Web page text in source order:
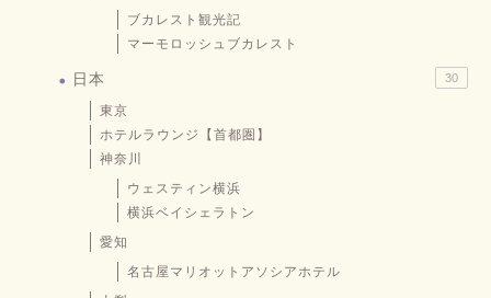
ブカレスト観光記
マーモロッシュブカレスト
日本 30
東京
ホテルラウンジ【首都圏】
神奈川
ウェスティン横浜
横浜ベイシェラトン
愛知
名古屋マリオットアソシアホテル